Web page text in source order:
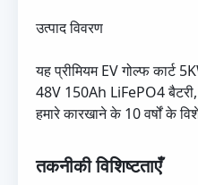
उत्पाद विवरण
यह प्रीमियम EV गोल्फ कार्ट
48V 150Ah LiFePO4 बैटरी,
हमारे कारखाने के 10 वर्षों के
तकनीकी विशिष्टताएँ